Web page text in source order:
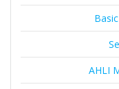
AHLI